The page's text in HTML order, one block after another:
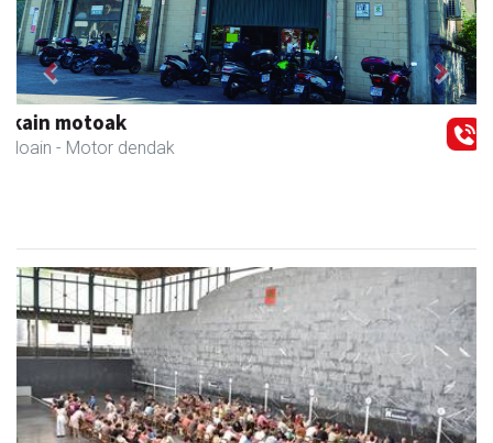
Kuttun kafetegia
Andoain - Gozotegiak
Previous Next